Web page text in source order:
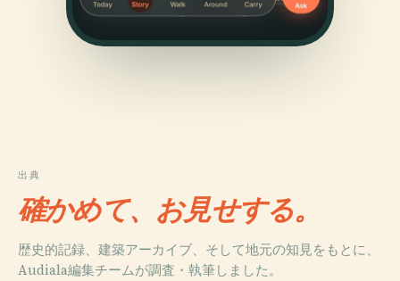
出典
確かめて、お見せする。
歴史的記録、建築アーカイブ、そして地元の知見をもとに、
Audiala編集チームが調査・執筆しました。